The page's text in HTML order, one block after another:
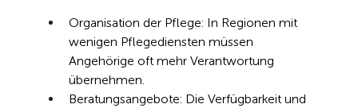
Organisation der Pflege: In Regionen mit
wenigen Pflegediensten müssen
Angehörige oft mehr Verantwortung
übernehmen.
Beratungsangebote: Die Verfügbarkeit und